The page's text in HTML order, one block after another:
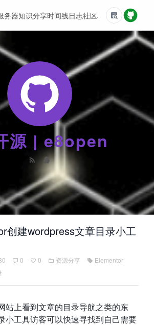
源 | e8open
务器知识分享时间线日志社区友情链接
创建wordpress文章目录小工
0 0 资源分享
Elementor
站上看到文章的目录导航之类的东
小工具访客可以快速寻找到自己需要